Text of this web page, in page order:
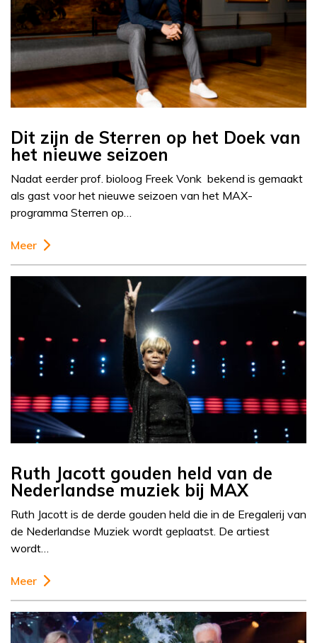
Dit zijn de Sterren op het Doek van
het nieuwe seizoen
Nadat eerder prof. bioloog Freek Vonk bekend is gemaakt
als gast voor het nieuwe seizoen van het MAX-
programma Sterren op…
Meer
Ruth Jacott gouden held van de
Nederlandse muziek bij MAX
Ruth Jacott is de derde gouden held die in de Eregalerij van
de Nederlandse Muziek wordt geplaatst. De artiest
wordt…
Meer